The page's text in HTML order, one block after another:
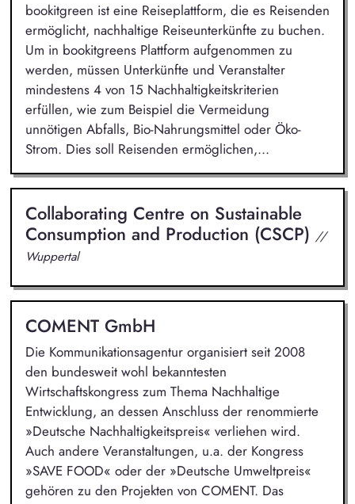
bookitgreen ist eine Reiseplattform, die es Reisenden
ermöglicht, nachhaltige Reiseunterkünfte zu buchen.
Um in bookitgreens Plattform aufgenommen zu
werden, müssen Unterkünfte und Veranstalter
mindestens 4 von 15 Nachhaltigkeitskriterien
erfüllen, wie zum Beispiel die Vermeidung
unnötigen Abfalls, Bio-Nahrungsmittel oder Öko-
Strom. Dies soll Reisenden ermöglichen,...
Collaborating Centre on Sustainable
Consumption and Production (CSCP) //
Wuppertal
COMENT GmbH
Die Kommunikationsagentur organisiert seit 2008
den bundesweit wohl bekanntesten
Wirtschaftskongress zum Thema Nachhaltige
Entwicklung, an dessen Anschluss der renommierte
»Deutsche Nachhaltigkeitspreis« verliehen wird.
Auch andere Veranstaltungen, u.a. der Kongress
»SAVE FOOD« oder der »Deutsche Umweltpreis«
gehören zu den Projekten von COMENT. Das